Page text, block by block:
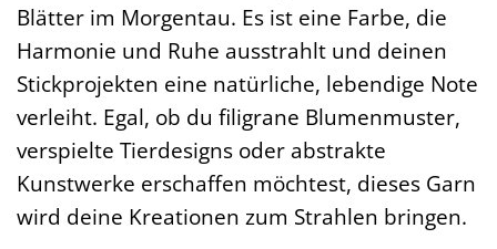
Blätter im Morgentau. Es ist eine Farbe, die
Harmonie und Ruhe ausstrahlt und deinen
Stickprojekten eine natürliche, lebendige Note
verleiht. Egal, ob du filigrane Blumenmuster,
verspielte Tierdesigns oder abstrakte
Kunstwerke erschaffen möchtest, dieses Garn
wird deine Kreationen zum Strahlen bringen.